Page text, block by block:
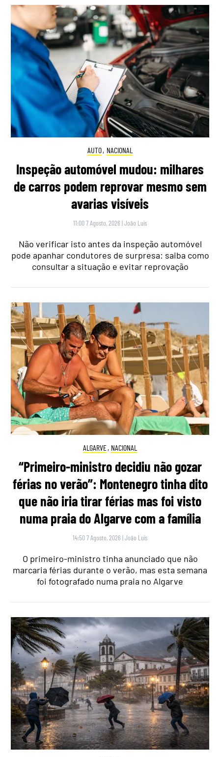
AUTO, NACIONAL
Inspeção automóvel mudou: milhares
de carros podem reprovar mesmo sem
avarias visíveis
11:00 7 Agosto, 2026 |João Luís
Não verificar isto antes da inspeção automóvel
pode apanhar condutores de surpresa: saiba como
consultar a situação e evitar reprovação
ALGARVE, NACIONAL
“Primeiro-ministro decidiu não gozar
férias no verão”: Montenegro tinha dito
que não iria tirar férias mas foi visto
numa praia do Algarve com a família
14:50 7 Agosto, 2026 |João Luís
O primeiro-ministro tinha anunciado que não
marcaria férias durante o verão, mas esta semana
foi fotografado numa praia no Algarve